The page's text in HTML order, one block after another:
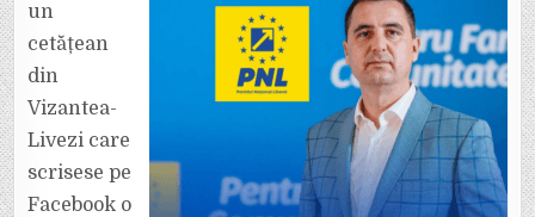
DE
LEI
DESPĂGUBIRE
PENTRU
CĂ
I-
AR
FI
STRICAT
IMAGINEA
PE
FB.
un
cetățean
din
Vizantea-
Livezi care
scrisese pe
Facebook o